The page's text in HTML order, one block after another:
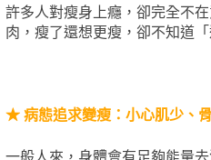
許多人對瘦身上癮，卻完全不
肉，瘦了還想更瘦，卻不知道
★ 病態追求變瘦：小心肌少、